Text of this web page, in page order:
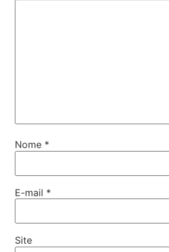
Nome *
E-mail *
Site